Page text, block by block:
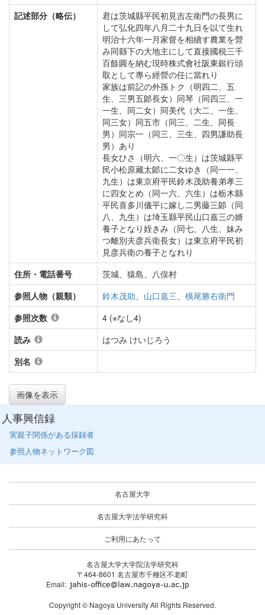
記述部分（略伝）
君は茨城縣平民初見吉左衛門の長男に
して弘化四年八月二十九日を以て生れ
明治十六年一月家督を相續す農業を營
み同縣下の大地主にして直接國税三千
百餘圓を納む現時株式會社阪東銀行頭
取として專ら經營の任に當れり
家族は前記の外孫トク（明四二、五
生、三男五郞長女）同琴（同四三、一
一生、同二女）同美代（大二、一生、
同三女）同五市（同三、二生、同長
男）同宗一（同三、三生、四男謙助長
男）あり
長女ひさ（明六、一〇生）は茨城縣平
民小松原藏太郞に二女ゆき（同一一、
九生）は東京府平民鈴木茂助養弟孝三
に四女とめ（同一六、六生）は栃木縣
平民喜多川儀平に嫁し二男藤三郞（同
八、九生）は埼玉縣平民山口嘉三の婿
養子となり姪きみ（同七、八生、妹み
つ離別夫彦兵衛長女）は東京府平民初
見彦兵衛の養子となれり
住所・電話番号
茨城、猿島、八俣村
参照人物（親類）
鈴木茂助、 山口嘉三、 橫尾勝右衛門
参照次数
4 (※なし4)
読み
はつみ けいじろう
別名
画像を表示
人事興信録
実親子関係がある採録者
参照人物ネットワーク図
名古屋大学
名古屋大学法学研究科
ご利用にあたって
名古屋大学大学院法学研究科
〒464-8601 名古屋市千種区不老町
Email:
Copyright © Nagoya University All Rights Reserved.